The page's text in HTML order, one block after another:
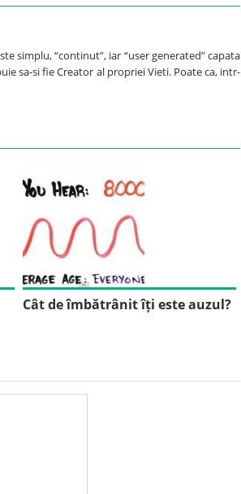
simplu, “continut”, iar “user generated” capata
sa-si fie Creator al propriei Vieti. Poate ca, intr-
Cât de îmbătrânit îți este auzul?